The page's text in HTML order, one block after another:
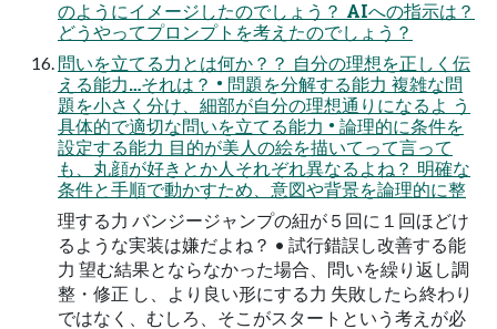
のようにイメージしたのでしょう？ AIへの指示は？
どうやってプロンプトを考えたのでしょう？
問いを立てる力とは何か？？ 自分の理想を正しく伝
える能力…それは？ • 問題を分解する能力 複雑な問
題を小さく分け、細部が自分の理想通りになるよ う
具体的で適切な問いを立てる能力 • 論理的に条件を
設定する能力 目的が美人の絵を描いてって言って
も、丸顔が好きとか人それぞれ異なるよね？ 明確な
条件と手順で動かすため、意図や背景を論理的に整
理する力 バンジージャンプの紐が５回に１回ほどけ
るような実装は嫌だよね？ • 試行錯誤し改善する能
力 望む結果とならなかった場合、問いを繰り返し調
整・修正 し、より良い形にする力 失敗したら終わり
ではなく、むしろ、そこがスタートという考えが必